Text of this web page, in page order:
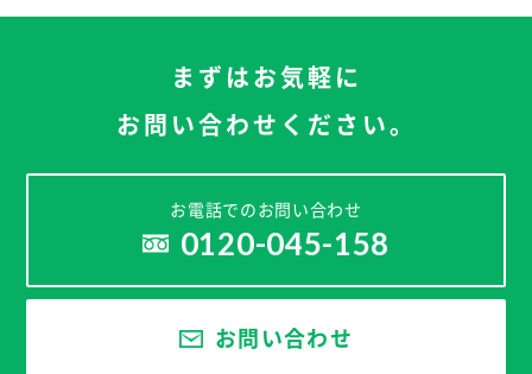
まずはお気軽に
お問い合わせください。
お電話でのお問い合わせ
0120-045-158
お問い合わせ